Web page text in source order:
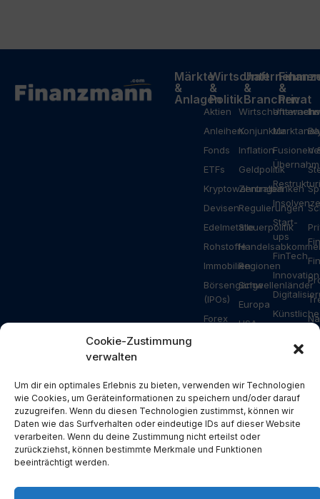
Cookie-Zustimmung
verwalten
Um dir ein optimales Erlebnis zu bieten, verwenden wir Technologien
wie Cookies, um Geräteinformationen zu speichern und/oder darauf
zuzugreifen. Wenn du diesen Technologien zustimmst, können wir
Daten wie das Surfverhalten oder eindeutige IDs auf dieser Website
verarbeiten. Wenn du deine Zustimmung nicht erteilst oder
zurückziehst, können bestimmte Merkmale und Funktionen
beeinträchtigt werden.
Märkte
&
Anlagen
Aktien
Anleihen
Fonds
ETFs
Kryptowährungen
Devisen
Edelmetalle
Rohstoffe
Immobilien
Börsengänge
(IPOs)
Forex
Solana
NFT
Metaverse
Blockchain
Wirtschaft
&
Politik
Konjunktur
Inflation
Geldpolitik
Zentralbanken
Regulierungen
Steuerpolitik
Regionen
Schwellenländer
Europa
USA
Schweiz
Österreich
USA
China
Unternehmen
&
Branchen
Fusionen
Start-
ups
FinTech
Innovation
Künstliche
Intelligenz
Bauwesen
Energie
Konsum
&
Privat